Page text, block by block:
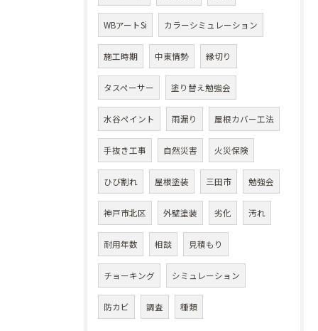
WBアートSi カラーシミュレーション
施工時期 中東情勢 縁切り
タスペーサー 塗り替え勉強会
水谷ペイント 雨漏り 屋根カバー工法
手抜き工事 自然災害 火災保険
ひび割れ 屋根塗装 三田市 勉強会
神戸市北区 外壁塗装 劣化 汚れ
耐用年数 相談 見積もり
チョーキング シミュレーション
防カビ 調査 種類